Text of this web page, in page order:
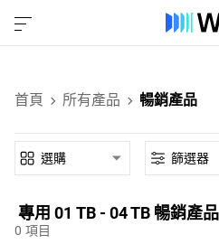
首頁 所有產品 暢銷產品
專用‎ 01 TB - 04 TB‎ 暢銷產品‎
0 項目
選購 篩選器